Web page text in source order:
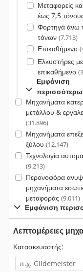
Μεταφορείς
έως 7,5
Φορτηγά άνω
τόνων (7.713)
Επικαθήμενο
Ελκυστήρες με
επικαθήμενο
Εμφάνιση
Μηχανήματα
μετάλλου &
(31.896)
Μηχανήματα
ξύλου (12.147)
Τεχνολογία
(9.213)
Περονοφόρα
μηχανήματα
μεταφοράς (9.011)
Εμφάνιση
Λεπτομέρειες
Κατασκευαστής: